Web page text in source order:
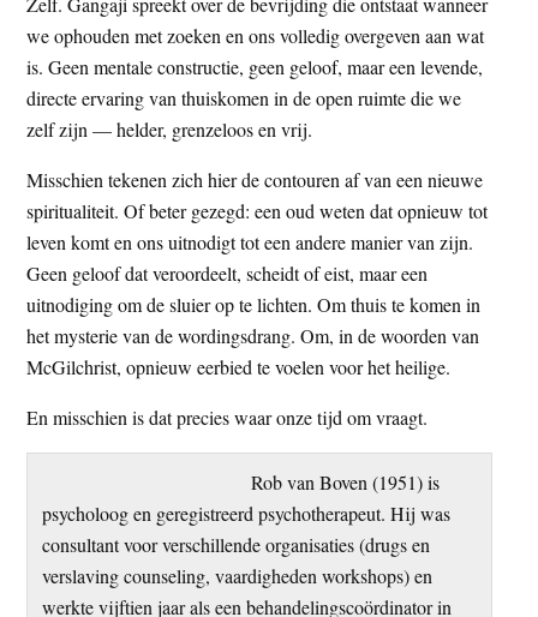
we ophouden met zoeken en ons volledig overgeven aan wat
is. Geen mentale constructie, geen geloof, maar een levende,
directe ervaring van thuiskomen in de open ruimte die we
zelf zijn — helder, grenzeloos en vrij.
Misschien tekenen zich hier de contouren af van een nieuwe
spiritualiteit. Of beter gezegd: een oud weten dat opnieuw tot
leven komt en ons uitnodigt tot een andere manier van zijn.
Geen geloof dat veroordeelt, scheidt of eist, maar een
uitnodiging om de sluier op te lichten. Om thuis te komen in
het mysterie van de wordingsdrang. Om, in de woorden van
McGilchrist, opnieuw eerbied te voelen voor het heilige.
En misschien is dat precies waar onze tijd om vraagt.
Rob van Boven (1951) is
psycholoog en geregistreerd psychotherapeut. Hij was
consultant voor verschillende organisaties (drugs en
verslaving counseling, vaardigheden workshops) en
werkte vijftien jaar als een behandelingscoördinator in